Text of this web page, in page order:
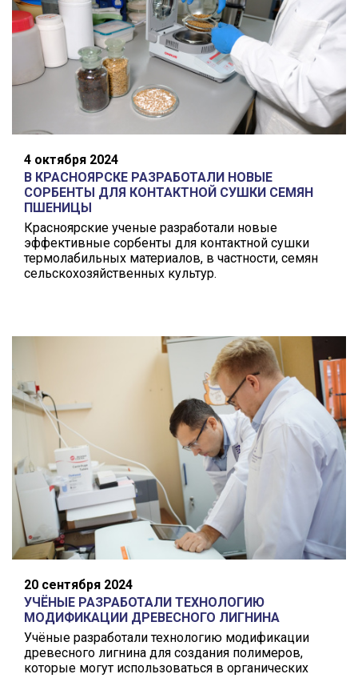
4 октября 2024
В КРАСНОЯРСКЕ РАЗРАБОТАЛИ НОВЫЕ
СОРБЕНТЫ ДЛЯ КОНТАКТНОЙ СУШКИ СЕМЯН
ПШЕНИЦЫ
Красноярские ученые разработали новые
эффективные сорбенты для контактной сушки
термолабильных материалов, в частности, семян
сельскохозяйственных культур.
20 сентября 2024
УЧЁНЫЕ РАЗРАБОТАЛИ ТЕХНОЛОГИЮ
МОДИФИКАЦИИ ДРЕВЕСНОГО ЛИГНИНА
Учёные разработали технологию модификации
древесного лигнина для создания полимеров,
которые могут использоваться в органических